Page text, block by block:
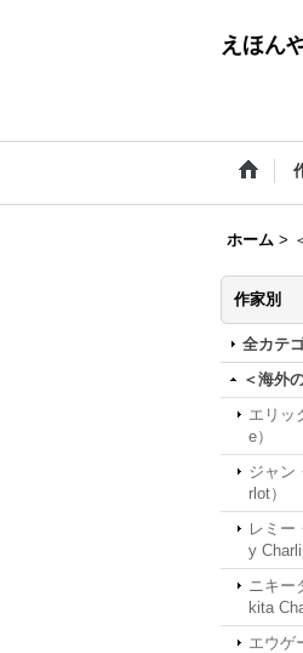
えほん
ホーム >
作家別
全カテ
＜海外
エリッ
e）
ジャン
rlot）
レミー
y
ニキー
kita
エウゲ